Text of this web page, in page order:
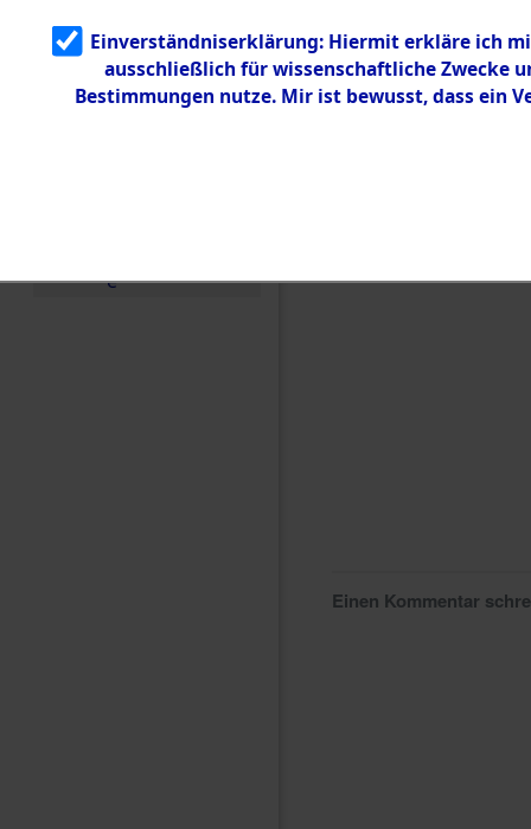
g
5.3.3
Todesmärsch
e
Einen Kommentar
Einverständniserklärung: Hiermit erkläre ich
ausschließlich für wissenschaftliche Zwecke
Bestimmungen nutze. Mir ist bewusst, dass ein